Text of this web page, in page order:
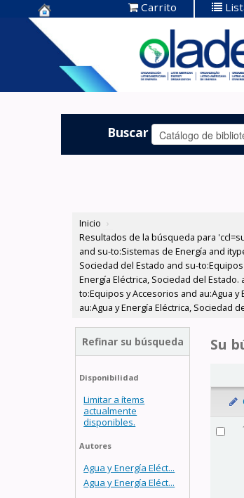
Centro de
Documentación
OLADE -
Carrito
Buscar
Inicio ›
Resultados de la búsqueda para
and su-to:Sistemas de Energía and
Sociedad del Estado and su-
Energía Eléctrica, Sociedad del
to:Equipos y Accesorios and au:Agua y
au:Agua y Energía Eléctrica, Sociedad
Refinar su búsqueda
Disponibilidad
Limitar a ítems
actualmente
disponibles.
Autores
Agua y Energía Eléct...
Agua y Energía Eléct...
Su